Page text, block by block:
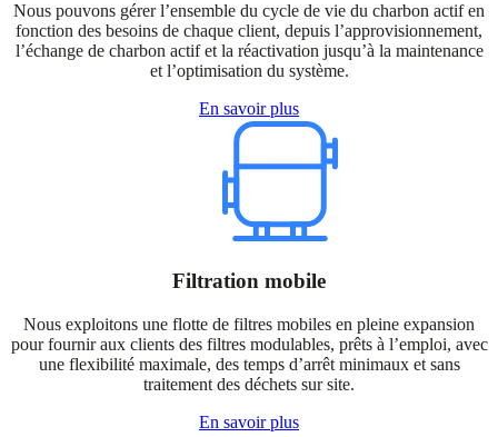
Nous pouvons gérer l’ensemble du cycle de vie du charbon actif en
fonction des besoins de chaque client, depuis l’approvisionnement,
l’échange de charbon actif et la réactivation jusqu’à la maintenance
et l’optimisation du système.
En savoir plus
Filtration mobile
Nous exploitons une flotte de filtres mobiles en pleine expansion
pour fournir aux clients des filtres modulables, prêts à l’emploi, avec
une flexibilité maximale, des temps d’arrêt minimaux et sans
traitement des déchets sur site.
En savoir plus